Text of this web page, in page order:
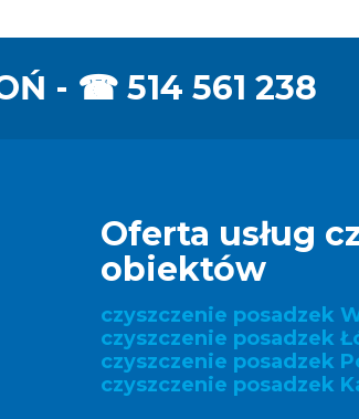
- ☎ 514 561 238
Oferta usług
obiektów
czyszczenie posadzek
czyszczenie posadzek
czyszczenie posadzek
czyszczenie posadzek